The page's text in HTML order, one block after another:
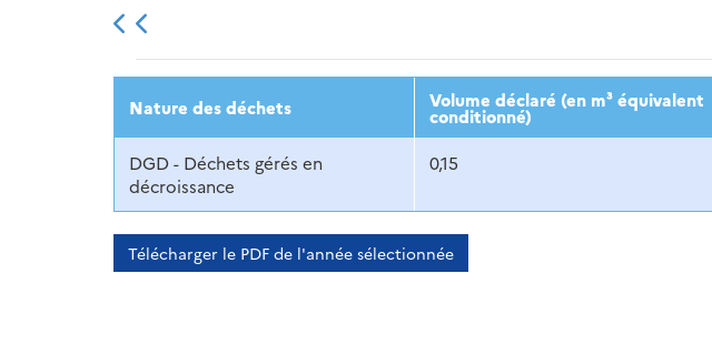
2013 2014 2015 2016 2017
Nature des déchets Volume déclaré (en m³ équivalent
conditionné)
DGD - Déchets gérés en
décroissance
0,15
Télécharger le PDF de l'année sélectionnée